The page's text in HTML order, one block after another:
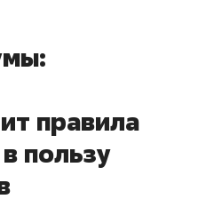
правила
пользу